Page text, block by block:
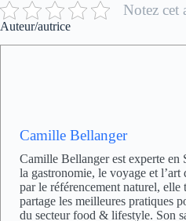
Notez cet
Auteur/autrice
Camille Bellanger
Camille Bellanger est experte en
la gastronomie, le voyage et l’art
par le référencement naturel, elle
partage les meilleures pratiques
du secteur food & lifestyle. Son